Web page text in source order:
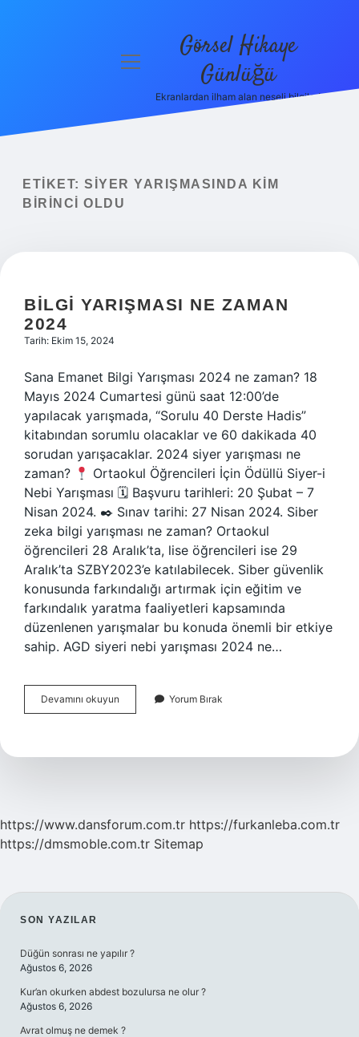
Yasal Uyarı
menüyü
Görsel Hikaye
Günlüğü
Ekranlardan ilham alan neşeli bilgiler!
ETIKET: SIYER YARIŞMASINDA KIM
BIRINCI OLDU
BILGI YARIŞMASI NE ZAMAN
2024
Tarih: Ekim 15, 2024
Sana Emanet Bilgi Yarışması 2024 ne zaman? 18
Mayıs 2024 Cumartesi günü saat 12:00’de
yapılacak yarışmada, “Sorulu 40 Derste Hadis”
kitabından sorumlu olacaklar ve 60 dakikada 40
sorudan yarışacaklar. 2024 siyer yarışması ne
zaman?
Ortaokul Öğrencileri İçin Ödüllü Siyer-i
Nebi Yarışması 🗓 Başvuru tarihleri: 20 Şubat – 7
Nisan 2024. ✒ Sınav tarihi: 27 Nisan 2024. Siber
zeka bilgi yarışması ne zaman? Ortaokul
öğrencileri 28 Aralık’ta, lise öğrencileri ise 29
Aralık’ta SZBY2023’e katılabilecek. Siber güvenlik
konusunda farkındalığı artırmak için eğitim ve
farkındalık yaratma faaliyetleri kapsamında
düzenlenen yarışmalar bu konuda önemli bir etkiye
sahip. AGD siyeri nebi yarışması 2024 ne…
Devamını okuyun
Yarışması
2024
Yorum Bırak
https://www.dansforum.com.tr https://furkanleba.com.tr
https://dmsmoble.com.tr Sitemap
SIDEBAR
SON YAZILAR
Düğün sonrası ne yapılır ?
Ağustos 6, 2026
Kur’an okurken abdest bozulursa ne olur ?
Ağustos 6, 2026
Avrat olmuş ne demek ?